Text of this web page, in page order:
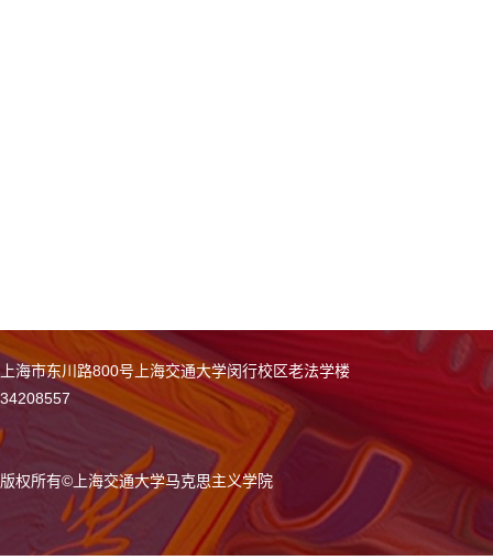
上海市东川路800号上海交通大学闵行校区老法学楼
34208557
版权所有© 上海交通大学马克思主义学院